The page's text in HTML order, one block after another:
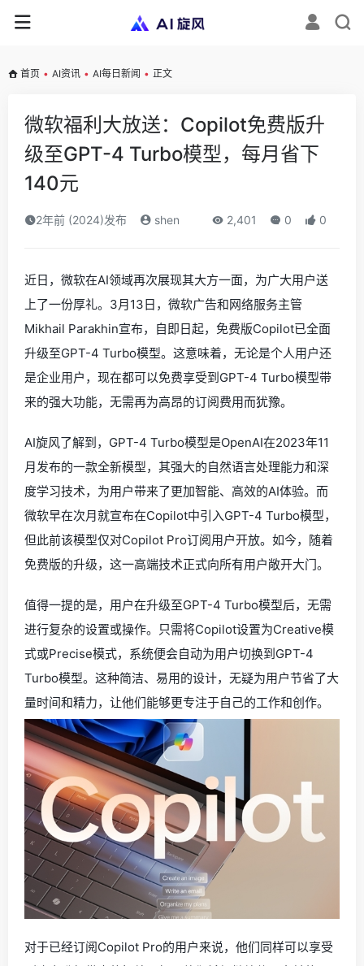
首页 • AI资讯 • AI每日新闻 • 正文
微软福利大放送：Copilot免费版升
级至GPT-4 Turbo模型，每月省下
140元
2年前 (2024)发布 shen 2,401 0 0
近日，微软在AI领域再次展现其大方一面，为广大用户送
上了一份厚礼。3月13日，微软广告和网络服务主管
Mikhail Parakhin宣布，自即日起，免费版Copilot已全面
升级至GPT-4 Turbo模型。这意味着，无论是个人用户还
是企业用户，现在都可以免费享受到GPT-4 Turbo模型带
来的强大功能，无需再为高昂的订阅费用而犹豫。
AI旋风了解到，GPT-4 Turbo模型是OpenAI在2023年11
月发布的一款全新模型，其强大的自然语言处理能力和深
度学习技术，为用户带来了更加智能、高效的AI体验。而
微软早在次月就宣布在Copilot中引入GPT-4 Turbo模型，
但此前该模型仅对Copilot Pro订阅用户开放。如今，随着
免费版的升级，这一高端技术正式向所有用户敞开大门。
值得一提的是，用户在升级至GPT-4 Turbo模型后，无需
进行复杂的设置或操作。只需将Copilot设置为Creative模
式或Precise模式，系统便会自动为用户切换到GPT-4
Turbo模型。这种简洁、易用的设计，无疑为用户节省了大
量时间和精力，让他们能够更专注于自己的工作和创作。
对于已经订阅Copilot Pro的用户来说，他们同样可以享受